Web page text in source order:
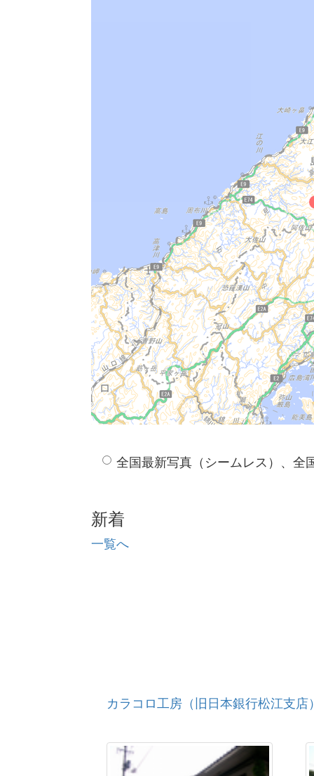
全国最新写真（シームレス）、全
新着
一覧へ
カラコロ工房（旧日本銀行松江支店